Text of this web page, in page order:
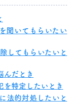
聞いてもらいたい
してもらいたいと
んだとき
を特定したいとき
法的対処したいと